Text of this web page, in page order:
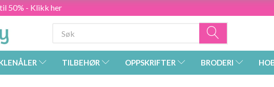
50% - Klikk her
TILBEHØR OPPSKRIFTER BRODERI